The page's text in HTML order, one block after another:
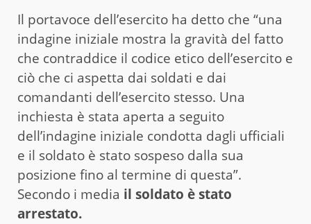
Il portavoce dell’esercito ha detto che “una
indagine iniziale mostra la gravità del fatto
che contraddice il codice etico dell’esercito e
ciò che ci aspetta dai soldati e dai
comandanti dell’esercito stesso. Una
inchiesta è stata aperta a seguito
dell’indagine iniziale condotta dagli ufficiali
e il soldato è stato sospeso dalla sua
posizione fino al termine di questa”.
Secondo i media il soldato è stato
arrestato.